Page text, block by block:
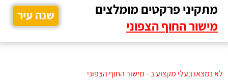
מתקיני פרקטים מומלצים
מישור החוף הצפוני
שנה עיר
לא נמצאו בעלי מקצוע ב - מישור החוף הצפוני